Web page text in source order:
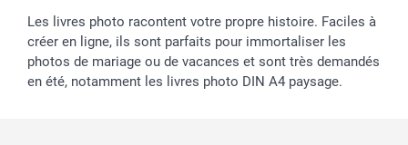
Les livres photo racontent votre propre histoire. Faciles à
créer en ligne, ils sont parfaits pour immortaliser les
photos de mariage ou de vacances et sont très demandés
en été, notamment les livres photo DIN A4 paysage.